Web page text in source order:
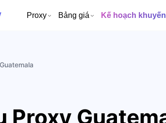
Proxy Bảng giá Kế hoạch
Guatemala
Proxy